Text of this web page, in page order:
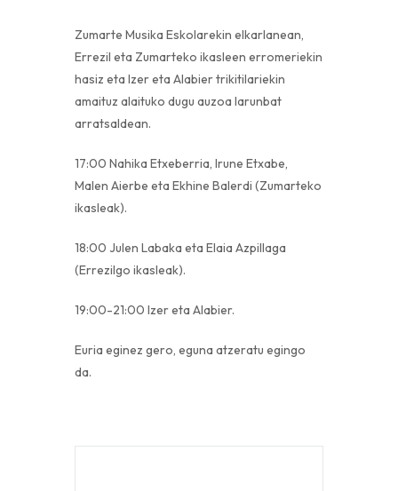
Zumarte Musika Eskolarekin elkarlanean,
Errezil eta Zumarteko ikasleen erromeriekin
hasiz eta Izer eta Alabier trikitilariekin
amaituz alaituko dugu auzoa larunbat
arratsaldean.
17:00 Nahika Etxeberria, Irune Etxabe,
Malen Aierbe eta Ekhine Balerdi (Zumarteko
ikasleak).
18:00 Julen Labaka eta Elaia Azpillaga
(Errezilgo ikasleak).
19:00-21:00 Izer eta Alabier.
Euria eginez gero, eguna atzeratu egingo
da.